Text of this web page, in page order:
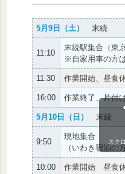
5月9日（土） 末続
11:10
末続駅集合（東
※自家用車の方
11:30 作業開始、昼食
16:00 作業終了、片付
5月10日（日） 末続
9:50
現地集合
（いわき宿泊の
10:00 作業開始 昼食
スク